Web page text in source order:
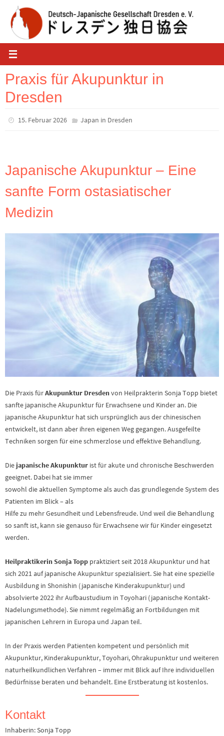
Inhalt
springen
Praxis für Akupunktur in
Dresden
15. Februar 2026 Japan in Dresden
Japanische Akupunktur – Eine
sanfte Form ostasiatischer
Medizin
Die Praxis fürAkupunktur Dresdenvon Heilprakterin Sonja Topp bietet
sanfte japanische Akupunktur für Erwachsene und Kinder an. Die
japanische Akupunktur hat sich ursprünglich aus der chinesischen
entwickelt, ist dann aber ihren eigenen Weg gegangen. Ausgefeilte
Techniken sorgen für eine schmerzlose und effektive Behandlung.
Die japanische Akupunktur ist für akute und chronische Beschwerden
geeignet. Dabei hat sie immer
sowohl die aktuellen Symptome als auch das grundlegende System des
Patienten im Blick – als
Hilfe zu mehr Gesundheit und Lebensfreude. Und weil die Behandlung
so sanft ist, kann sie genauso für Erwachsene wir für Kinder eingesetzt
werden.
Heilpraktikerin Sonja Topp praktiziert seit 2018 Akupunktur und hat
sich 2021 auf japanische Akupunktur spezialisiert. Sie hat eine spezielle
Ausbildung in Shonishin (japanische Kinderakupunktur) und
absolvierte 2022 ihr Aufbaustudium in Toyohari (japanische Kontakt-
Nadelungsmethode). Sie nimmt regelmäßig an Fortbildungen mit
japanischen Lehrern in Europa und Japan teil.
In der Praxis werden Patienten kompetent und persönlich mit
Akupunktur, Kinderakupunktur, Toyohari, Ohrakupunktur und weiteren
naturheilkundlichen Verfahren – immer mit Blick auf Ihre individuellen
Bedürfnisse beraten und behandelt. Eine Erstberatung ist kostenlos.
Kontakt
Inhaberin: Sonja Topp